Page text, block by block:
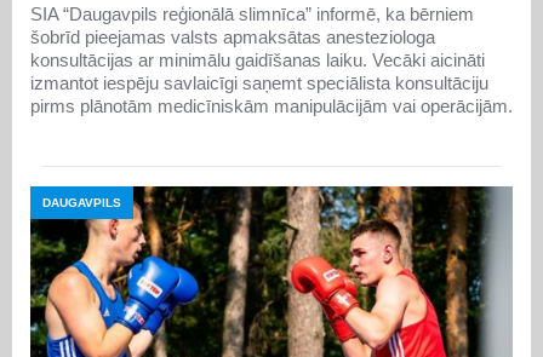
SIA “Daugavpils reģionālā slimnīca” informē, ka bērniem
šobrīd pieejamas valsts apmaksātas anesteziologa
konsultācijas ar minimālu gaidīšanas laiku. Vecāki aicināti
izmantot iespēju savlaicīgi saņemt speciālista konsultāciju
pirms plānotām medicīniskām manipulācijām vai operācijām.
DAUGAVPILS